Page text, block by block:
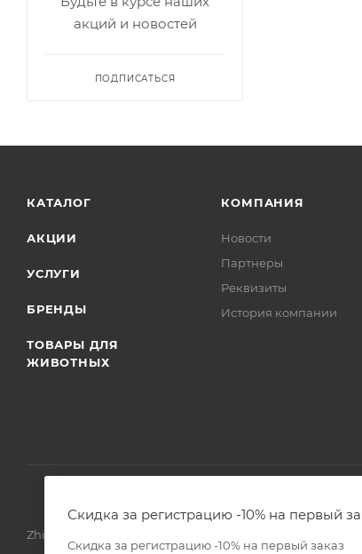
акций и новостей
ПОДПИСАТЬСЯ
КАТАЛОГ
АКЦИИ
УСЛУГИ
БРЕНДЫ
ТОВАРЫ ДЛЯ
ЖИВОТНЫХ
КОМПАНИЯ
Новости
Партнеры
Реквизиты
История компании
Zhivoimir.kz 2026 © – Интернет-зоомагазин для
Скидка за регистрацию -10% на первый
Скидка за регистрацию -10% на первый заказ